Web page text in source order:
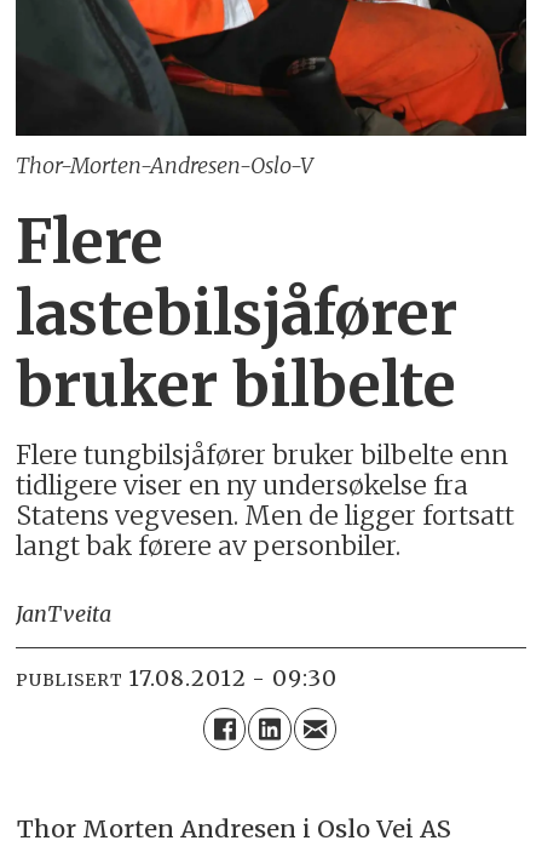
Thor-Morten-Andresen-Oslo-V
Flere
lastebilsjåfører
bruker bilbelte
Flere tungbilsjåfører bruker bilbelte enn
tidligere viser en ny undersøkelse fra
Statens vegvesen. Men de ligger fortsatt
langt bak førere av personbiler.
JanTveita
PUBLISERT 17.08.2012 - 09:30
Thor Morten Andresen i Oslo Vei AS